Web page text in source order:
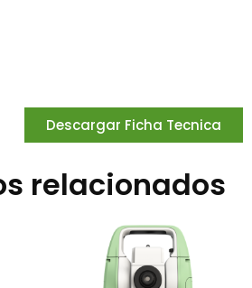
Descargar Ficha Tecnica
relacionados